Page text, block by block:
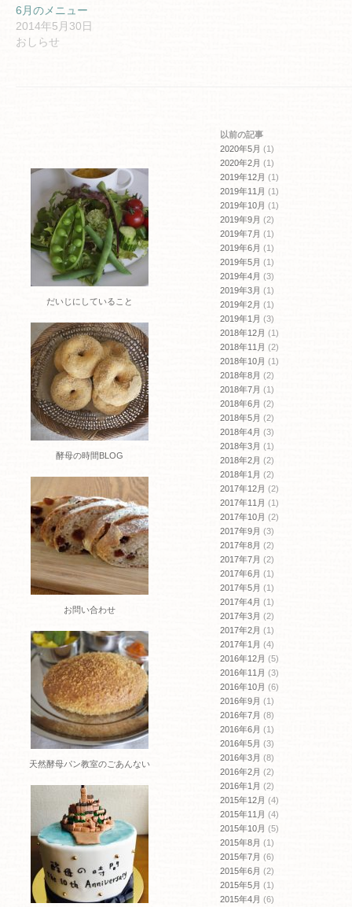
ィ
ン
ド
ウ
で
く
さ
い
6月のメニュー
2014年5月30日
おしらせ
だいじにしていること
酵母の時間BLOG
お問い合わせ
天然酵母パン教室のごあんない
以前の記事
2020年5月 (1)
2020年2月 (1)
2019年12月 (1)
2019年11月 (1)
2019年10月 (1)
2019年9月 (2)
2019年7月 (1)
2019年6月 (1)
2019年5月 (1)
2019年4月 (3)
2019年3月 (1)
2019年2月 (1)
2019年1月 (3)
2018年12月 (1)
2018年11月 (2)
2018年10月 (1)
2018年8月 (2)
2018年7月 (1)
2018年6月 (2)
2018年5月 (2)
2018年4月 (3)
2018年3月 (1)
2018年2月 (2)
2018年1月 (2)
2017年12月 (2)
2017年11月 (1)
2017年10月 (2)
2017年9月 (3)
2017年8月 (2)
2017年7月 (2)
2017年6月 (1)
2017年5月 (1)
2017年4月 (1)
2017年3月 (2)
2017年2月 (1)
2017年1月 (4)
2016年12月 (5)
2016年11月 (3)
2016年10月 (6)
2016年9月 (1)
2016年7月 (8)
2016年6月 (1)
2016年5月 (3)
2016年3月 (8)
2016年2月 (2)
2016年1月 (2)
2015年12月 (4)
2015年11月 (4)
2015年10月 (5)
2015年8月 (1)
2015年7月 (6)
2015年6月 (2)
2015年5月 (1)
2015年4月 (6)